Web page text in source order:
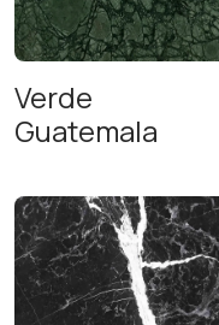
Verde
Guatemala